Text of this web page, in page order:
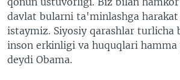
davlat bularni ta'minlashga
istaymiz. Siyosiy qarashlar turlicha
inson erkinligi va huquqlari
deydi Obama.